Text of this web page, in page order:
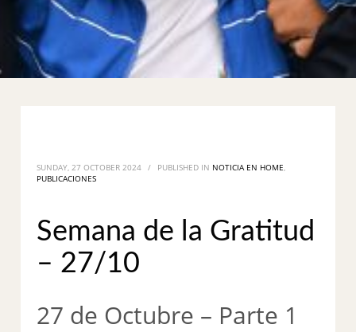
SUNDAY, 27 OCTOBER 2024 / PUBLISHED IN NOTICIA EN HOME,
PUBLICACIONES
Semana de la Gratitud
– 27/10
27 de Octubre – Parte 1